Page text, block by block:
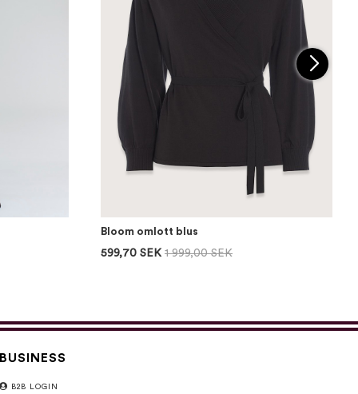
Bloom omlott blus
599,70 SEK 1 999,00 SEK
BUSINESS
B2B LOGIN